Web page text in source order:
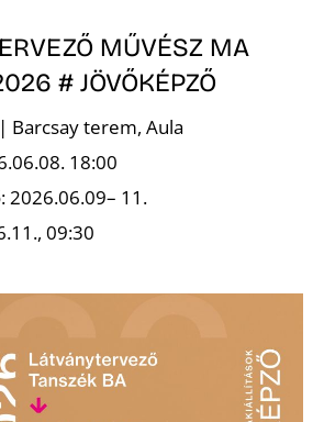
MŰVÉSZ MA
# JÖVŐKÉPZŐ
Barcsay terem, Aula
18:00
2026.06.09– 11.
09:30